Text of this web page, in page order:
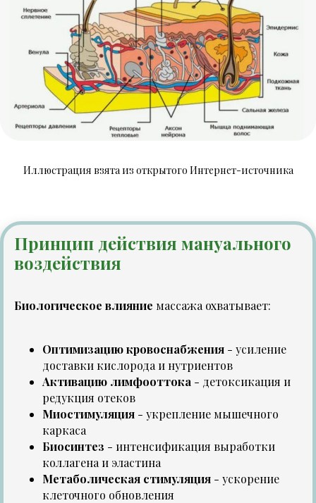
Иллюстрация взята из открытого Интернет-источника
Принцип действия мануального
воздействия
Биологическое влияние массажа охватывает:
Оптимизацию кровоснабжения - усиление
доставки кислорода и нутриентов
Активацию лимфооттока - детоксикация и
редукция отеков
Миостимуляция - укрепление мышечного
каркаса
Биосинтез - интенсификация выработки
коллагена и эластина
Метаболическая стимуляция - ускорение
клеточного обновления